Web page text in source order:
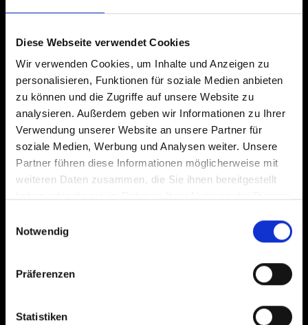
Diese Webseite verwendet Cookies
Wir verwenden Cookies, um Inhalte und Anzeigen zu
personalisieren, Funktionen für soziale Medien anbieten
zu können und die Zugriffe auf unsere Website zu
analysieren. Außerdem geben wir Informationen zu Ihrer
Verwendung unserer Website an unsere Partner für
soziale Medien, Werbung und Analysen weiter. Unsere
Partner führen diese Informationen möglicherweise mit
weiteren Daten zusammen, die Sie ihnen bereitgestellt
Notwendig
Präferenzen
Statistiken